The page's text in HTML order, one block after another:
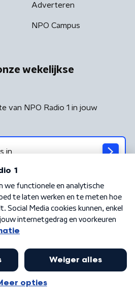
Adverteren
NPO Campus
wekelijkse
van NPO Radio 1 in jouw